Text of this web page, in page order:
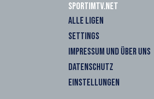
sportimtv.net
ALLE LIGEN
SETTINGS
IMPRESSUM UND ÜBER UNS
DATENSCHUTZ
EINSTELLUNGEN